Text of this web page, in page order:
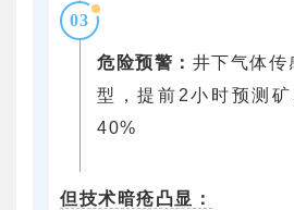
03
危险预警： 井下气体传
型，提前2小时预测
40%
但技术暗疮凸显：